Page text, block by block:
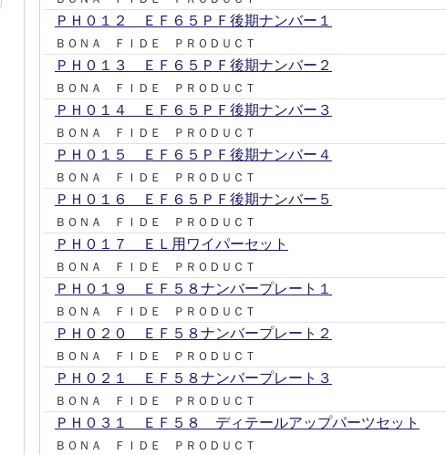
ＰＨ０１２ ＥＦ６５ＰＦ後期ナンバー１
ＢＯＮＡ ＦＩＤＥ ＰＲＯＤＵＣＴ
ＰＨ０１３ ＥＦ６５ＰＦ後期ナンバー２
ＢＯＮＡ ＦＩＤＥ ＰＲＯＤＵＣＴ
ＰＨ０１４ ＥＦ６５ＰＦ後期ナンバー３
ＢＯＮＡ ＦＩＤＥ ＰＲＯＤＵＣＴ
ＰＨ０１５ ＥＦ６５ＰＦ後期ナンバー４
ＢＯＮＡ ＦＩＤＥ ＰＲＯＤＵＣＴ
ＰＨ０１６ ＥＦ６５ＰＦ後期ナンバー５
ＢＯＮＡ ＦＩＤＥ ＰＲＯＤＵＣＴ
ＰＨ０１７ ＥＬ用ワイパーセット
ＢＯＮＡ ＦＩＤＥ ＰＲＯＤＵＣＴ
ＰＨ０１９ ＥＦ５８ナンバープレート１
ＢＯＮＡ ＦＩＤＥ ＰＲＯＤＵＣＴ
ＰＨ０２０ ＥＦ５８ナンバープレート２
ＢＯＮＡ ＦＩＤＥ ＰＲＯＤＵＣＴ
ＰＨ０２１ ＥＦ５８ナンバープレート３
ＢＯＮＡ ＦＩＤＥ ＰＲＯＤＵＣＴ
ＰＨ０３１ ＥＦ５８ ディテールアップパーツセット
ＢＯＮＡ ＦＩＤＥ ＰＲＯＤＵＣＴ